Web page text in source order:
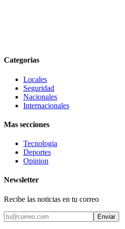
Categorias
Locales
Seguridad
Nacionales
Internacionales
Mas secciones
Tecnologia
Deportes
Opinion
Newsletter
Recibe las noticias en tu correo
Enviar